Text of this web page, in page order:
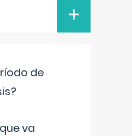
+
de
va